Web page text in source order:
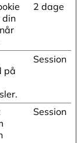
din
2 dage
på
Session
Session